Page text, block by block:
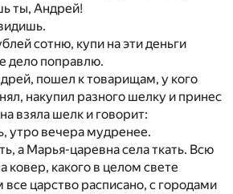
ты, Андрей!
сотню, купи на эти деньги
дело поправлю.
пошел к товарищам, у кого
накупил разного шелку и принес
взяла шелк и говорит:
утро вечера мудренее.
а Марья-царевна села ткать. Всю
ковер, какого в целом свете
царство расписано, с городами